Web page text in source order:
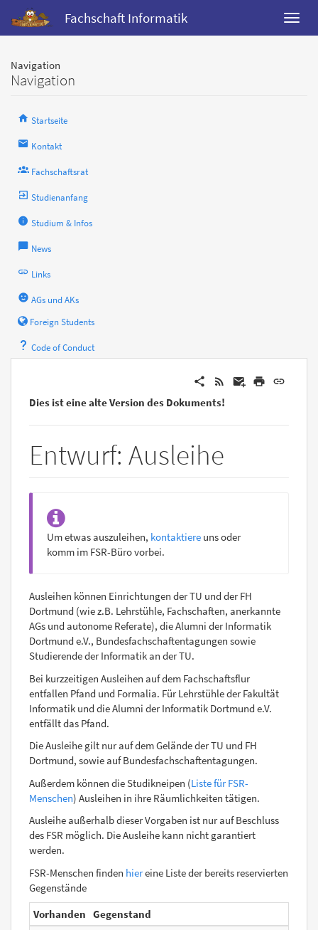
Fachschaft Informatik
Navigation
Navigation
Startseite
Kontakt
Fachschaftsrat
Studienanfang
Studium & Infos
News
Links
AGs und AKs
Foreign Students
Code of Conduct
Dies ist eine alte Version des Dokuments!
Entwurf: Ausleihe
Um etwas auszuleihen, kontaktiere uns oder
komm im FSR-Büro vorbei.
Ausleihen können Einrichtungen der TU und der FH
Dortmund (wie z.B. Lehrstühle, Fachschaften, anerkannte
AGs und autonome Referate), die Alumni der Informatik
Dortmund e.V., Bundesfachschaftentagungen sowie
Studierende der Informatik an der TU.
Bei kurzzeitigen Ausleihen auf dem Fachschaftsflur
entfallen Pfand und Formalia. Für Lehrstühle der Fakultät
Informatik und die Alumni der Informatik Dortmund e.V.
entfällt das Pfand.
Die Ausleihe gilt nur auf dem Gelände der TU und FH
Dortmund, sowie auf Bundesfachschaftentagungen.
Außerdem können die Studikneipen (Liste für FSR-
Menschen) Ausleihen in ihre Räumlichkeiten tätigen.
Ausleihe außerhalb dieser Vorgaben ist nur auf Beschluss
des FSR möglich. Die Ausleihe kann nicht garantiert
werden.
FSR-Menschen finden hiereine Liste der bereits reservierten
Gegenstände
Vorhanden Gegenstand